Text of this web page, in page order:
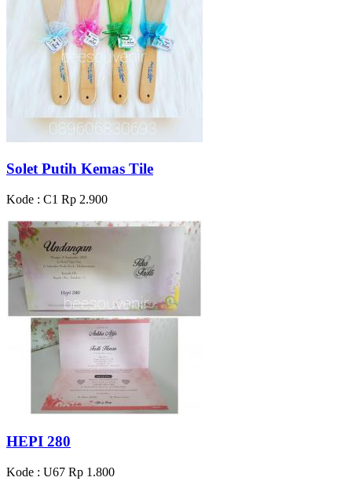
Solet Putih Kemas Tile
Kode : C1 Rp 2.900
HEPI 280
Kode : U67 Rp 1.800